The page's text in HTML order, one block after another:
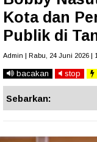
Kota dan
Publik di
Admin | Rabu, 24 Juni 2026 |
bacakan stop
Sebarkan: